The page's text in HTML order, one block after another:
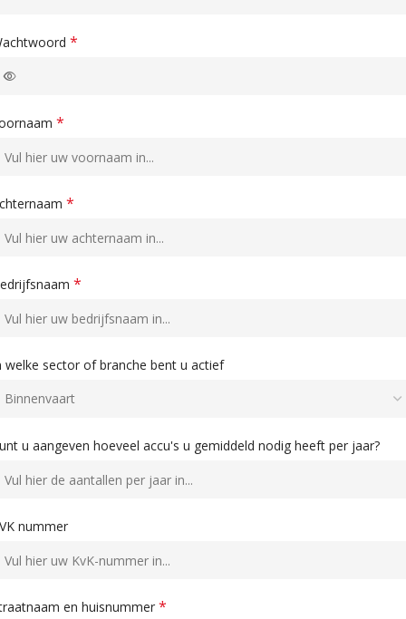
*
*
*
*
welke sector of branche bent u actief
u aangeven hoeveel accu's u gemiddeld nodig heeft per jaar?
nummer
en huisnummer *